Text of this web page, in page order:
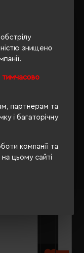
знищено
тимчасово
партнерам та
і багаторічну
компанії та
цьому сайті